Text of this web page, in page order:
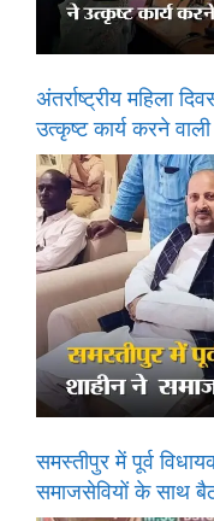
अंतर्राष्ट्रीय महिला
उत्कृष्ट कार्य करने
समस्तीपुर में पूर्व
समाजसेवियों के साथ